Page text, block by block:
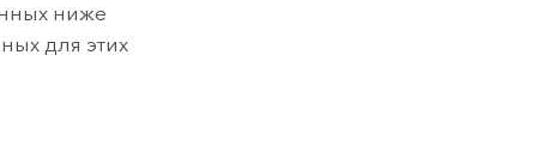
ниже
для этих